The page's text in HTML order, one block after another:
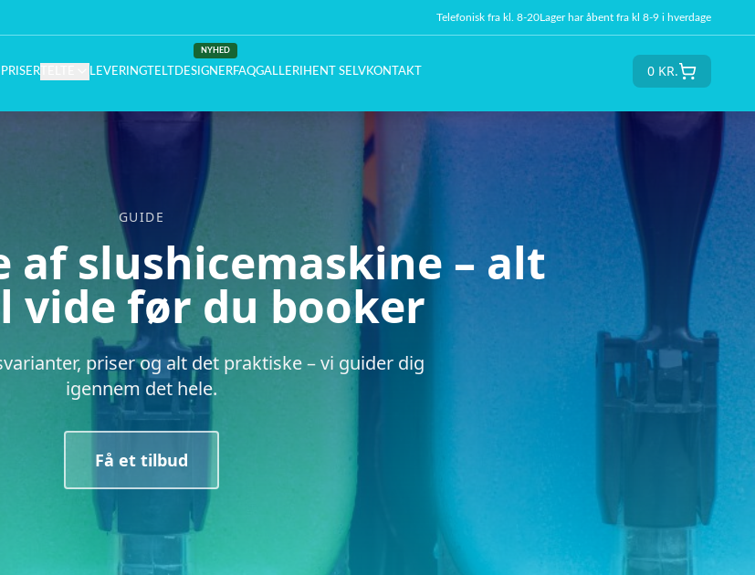
Telefonisk fra kl. 8-20Lager har åbent fra kl 8-9 i hverdage
PRISERTELTE LEVERINGTELTDESIGNER
NYHED
FAQGALLERI HENT SELVKONTAKT 0KR.
GUIDE
af slushicemaskine – alt
vide før du booker
priser og alt det praktiske – vi guider dig
igennem det hele.
Få et tilbud